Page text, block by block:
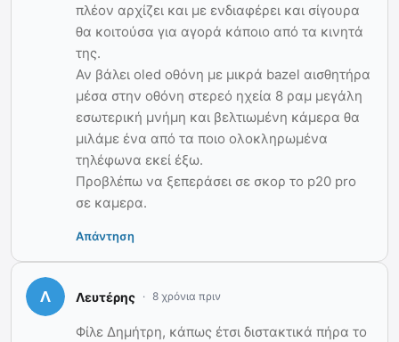
πλέον αρχίζει και με ενδιαφέρει και σίγουρα
θα κοιτούσα για αγορά κάποιο από τα κινητά
της.
Αν βάλει oled οθόνη με μικρά bazel αισθητήρα
μέσα στην οθόνη στερεό ηχεία 8 ραμ μεγάλη
εσωτερική μνήμη και βελτιωμένη κάμερα θα
μιλάμε ένα από τα ποιο ολοκληρωμένα
τηλέφωνα εκεί έξω.
Προβλέπω να ξεπεράσει σε σκορ το p20 pro
σε καμερα.
Απάντηση
Λευτέρης 8 χρόνια πριν
Φίλε Δημήτρη, κάπως έτσι διστακτικά πήρα το